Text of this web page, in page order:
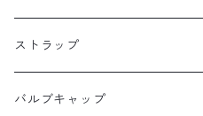
Dripper cycle
Ellum Bag Works
ドリンクバッグ
リアトップチューブバッグ
ストラップ
バルブキャップ